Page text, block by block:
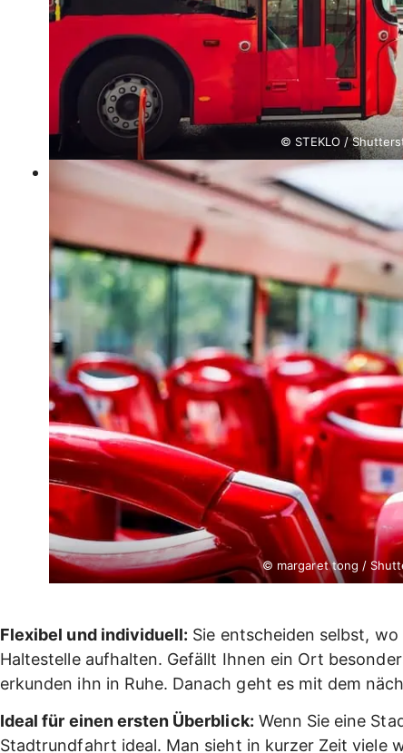
© STEKLO /
© margaret tong /
Flexibel und individuell: Sie entscheiden selbst,
Haltestelle aufhalten. Gefällt Ihnen ein Ort
erkunden ihn in Ruhe. Danach geht es mit dem
Ideal für einen ersten Überblick: Wenn Sie eine
Stadtrundfahrt ideal. Man sieht in kurzer Zeit viele